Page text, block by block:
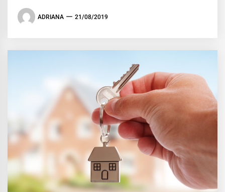
ADRIANA 21/08/2019